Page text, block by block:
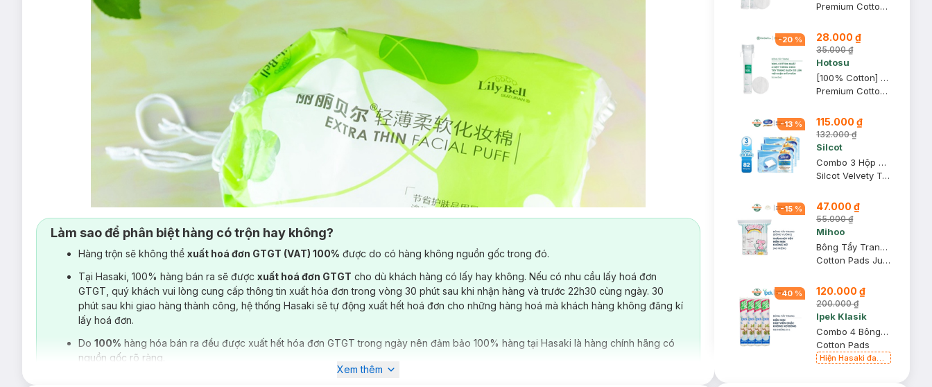
Làm sao để phân biệt hàng có trộn hay không?
Hàng trộn sẽ không thể xuất hoá đơn GTGT (VAT) 100% được do có hàng không nguồn gốc trong đó.
Tại Hasaki, 100% hàng bán ra sẽ được xuất hoá đơn GTGT cho dù khách hàng có lấy hay không. Nếu có nhu cầu lấy hoá đơn
GTGT, quý khách vui lòng cung cấp thông tin xuất hóa đơn trong vòng 30 phút sau khi nhận hàng và trước 22h30 cùng ngày. 30
phút sau khi giao hàng thành công, hệ thống Hasaki sẽ tự động xuất hết hoá đơn cho những hàng hoá mà khách hàng không đăng kí
lấy hoá đơn.
Do 100% hàng hóa bán ra đều được xuất hết hóa đơn GTGT trong ngày nên đảm bảo 100% hàng tại Hasaki là hàng chính hãng có
nguồn gốc rõ ràng.
Xem thêm
Premium Cotton Pads
-20 % 28.000 ₫
35.000 ₫
Hotosu
[100% Cotton] Bông Tẩy Trang Hotosu Cao Cấp 150 Miếng
Premium Cotton Pads
-13 % 115.000 ₫
132.000 ₫
Silcot
Combo 3 Hộp Bông Tẩy Trang Silcot Cơ Bản 82 Miếng
Silcot Velvety Touch Cotton
-15 % 47.000 ₫
55.000 ₫
Mihoo
Bông Tẩy Trang Mihoo Kokimi Bông Vuông Túi 240 Miếng
Cotton Pads Jumpo Size 200+40
-40 % 120.000 ₫
200.000 ₫
Ipek Klasik
Combo 4 Bông Tẩy Trang Ipek 150 Miếng
Cotton Pads
Hiện Hasaki đang